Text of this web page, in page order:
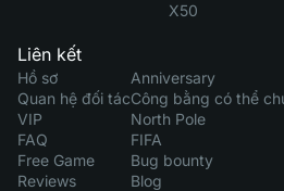
X50
Liên kết
Hồ sơ
Quan hệ đối tác
VIP
FAQ
Free Game
Reviews
Anniversary
Công bằng có thể
North Pole
FIFA
Bug bounty
Blog